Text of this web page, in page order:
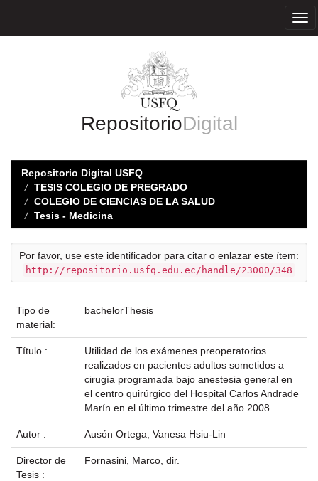
RepositorioDigital
Repositorio Digital USFQ
TESIS COLEGIO DE PREGRADO
COLEGIO DE CIENCIAS DE LA SALUD
Tesis - Medicina
Por favor, use este identificador para citar o enlazar este ítem:
http://repositorio.usfq.edu.ec/handle/23000/348
Tipo de
material:
bachelorThesis
Título :
Utilidad de los exámenes preoperatorios
realizados en pacientes adultos sometidos a
cirugía programada bajo anestesia general en
el centro quirúrgico del Hospital Carlos Andrade
Marín en el último trimestre del año 2008
Autor : Ausón Ortega, Vanesa Hsiu-Lin
Director de
Tesis :
Fornasini, Marco, dir.